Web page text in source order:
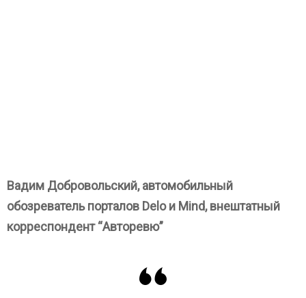
Вадим Добровольский, автомобильный
обозреватель порталов Delo и Mind, внештатный
корреспондент “Авторевю”